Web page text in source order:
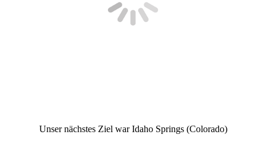
Unser nächstes Ziel war Idaho Springs (Colorado)